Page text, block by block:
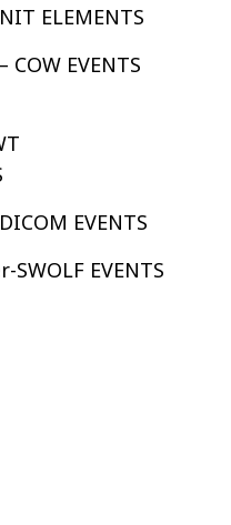
ELEMENTS
EVENTS
EVENTS
EVENTS